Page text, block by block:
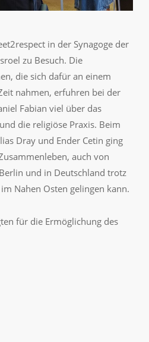
in der Synagoge der
zu Besuch. Die
die sich dafür an einem
nahmen, erfuhren bei der
Fabian viel über das
die religiöse Praxis. Beim
Dray und Ender Cetin ging
auch von
und in Deutschland trotz
Nahen Osten gelingen kann.
für die Ermöglichung des